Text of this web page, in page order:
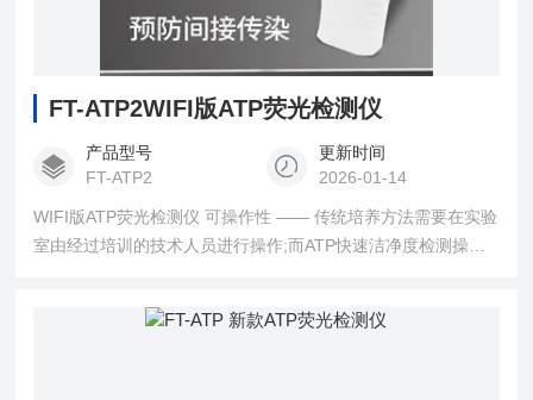
FT-ATP2WIFI版ATP荧光检测仪
产品型号
FT-ATP2
更新时间
2026-01-14
WIFI版ATP荧光检测仪 可操作性 —— 传统培养方法需要在实验
室由经过培训的技术人员进行操作;而ATP快速洁净度检测操作